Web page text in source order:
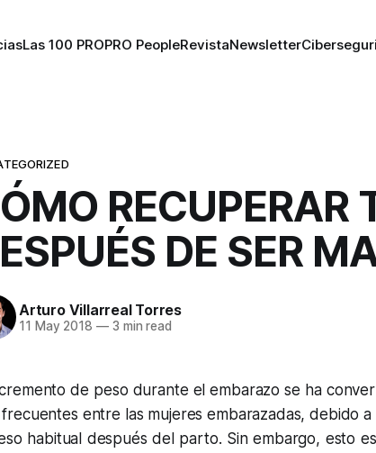
Las 100 PROPRO PeopleRevistaNewsletter
RECUPERAR
DE SER
Arturo Villarreal Torres
11 May 2018 —3 min read
de peso durante el embarazo se ha
frecuentes entre las mujeres embarazadas, debido
habitual después del parto. Sin embargo, esto